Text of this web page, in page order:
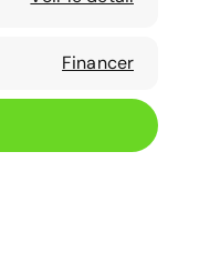
Financer